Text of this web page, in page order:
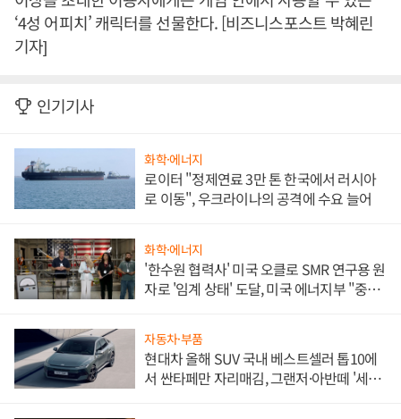
‘4성 어피치’ 캐릭터를 선물한다. [비즈니스포스트 박혜린
기자]
인기기사
화학·에너지
로이터 "정제연료 3만 톤 한국에서 러시아
로 이동", 우크라이나의 공격에 수요 늘어
화학·에너지
'한수원 협력사' 미국 오클로 SMR 연구용 원
자로 '임계 상태' 도달, 미국 에너지부 "중요
자동차·부품
현대차 올해 SUV 국내 베스트셀러 톱10에
서 싼타페만 자리매김, 그랜저·아반떼 '세단